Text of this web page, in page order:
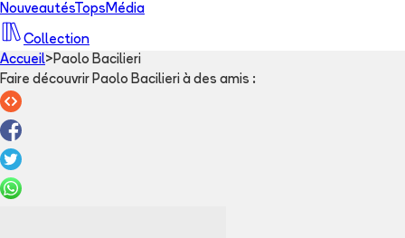
NouveautésTops Média
Collection
Accueil> Paolo Bacilieri
Faire découvrir Paolo Bacilieri à des amis :